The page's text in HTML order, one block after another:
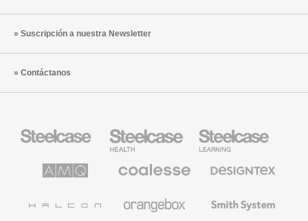
Suscripción a nuestra Newsletter
Contáctanos
Steelcase
para
sanidad
Steelcase
para
educación
Steelcase
Solutions
premium
System